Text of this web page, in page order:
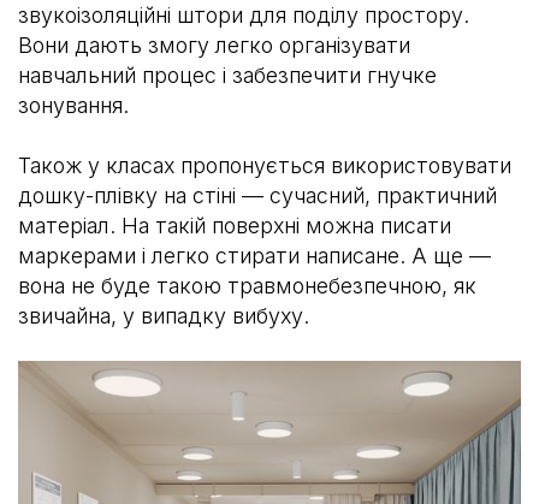
звукоізоляційні штори для поділу простору.
Вони дають змогу легко організувати
навчальний процес і забезпечити гнучке
зонування.
Також у класах пропонується використовувати
дошку-плівку на стіні — сучасний, практичний
матеріал. На такій поверхні можна писати
маркерами і легко стирати написане. А ще —
вона не буде такою травмонебезпечною, як
звичайна, у випадку вибуху.